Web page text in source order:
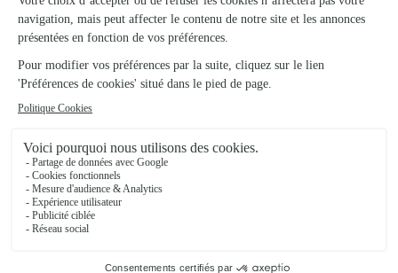
Service client très efficace commande…
Service client très efficace commande remplacée avec
25/04/2026
★ ★ ★ ★ ★
J'ai fais livrer a ma meilleure amie…
J'ai fais livrer a ma meilleure amie pour son anniversaire un
bouquet des chocolats, elle était ravie !!!! Vu la chaleur j'avais
peur du résultat et finalement cela a été envoyé dans une